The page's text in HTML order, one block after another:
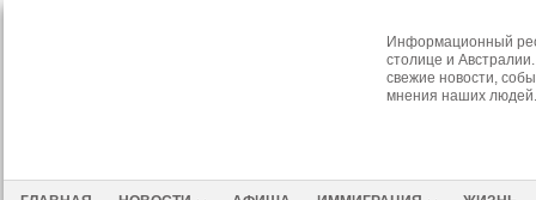
Информационный
столице и
свежие новости,
мнения наших людей.